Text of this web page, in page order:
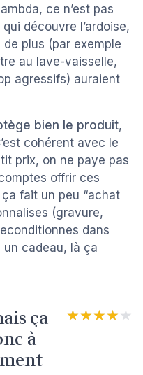
ce n’est pas
découvre l’ardoise,
plus (par exemple
au lave-vaisselle,
agressifs) auraient
bien le produit,
cohérent avec le
prix, on ne paye pas
offrir ces
fait un peu “achat
(gravure,
dans
cadeau, là ça
ça
à
★★★★★
★★★★★